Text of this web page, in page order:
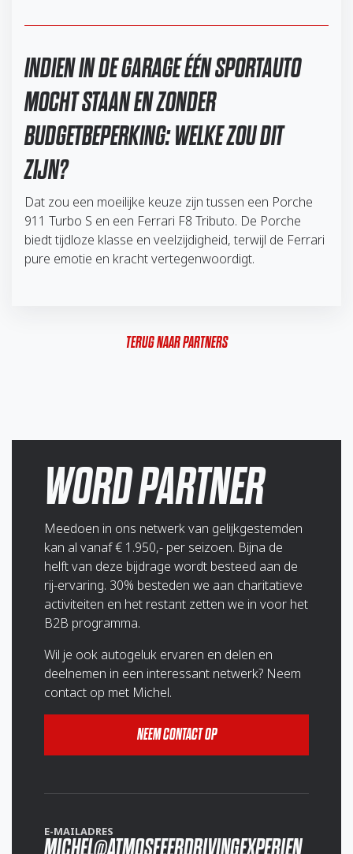
INDIEN IN DE GARAGE ÉÉN SPORTAUTO
MOCHT STAAN EN ZONDER
BUDGETBEPERKING: WELKE ZOU DIT
ZIJN?
Dat zou een moeilijke keuze zijn tussen een Porche
911 Turbo S en een Ferrari F8 Tributo. De Porche
biedt tijdloze klasse en veelzijdigheid, terwijl de Ferrari
pure emotie en kracht vertegenwoordigt.
TERUG NAAR PARTNERS
WORD PARTNER
Meedoen in ons netwerk van gelijkgestemden
kan al vanaf € 1.950,- per seizoen. Bijna de
helft van deze bijdrage wordt besteed aan de
rij-ervaring. 30% besteden we aan charitatieve
activiteiten en het restant zetten we in voor het
B2B programma.
Wil je ook autogeluk ervaren en delen en
deelnemen in een interessant netwerk? Neem
contact op met Michel.
NEEM CONTACT OP
E-MAILADRES
MICHEL@ATMOSFEERDRIVINGEXPERIEN